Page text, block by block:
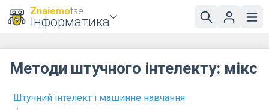
Znaiemotse
Інформатика
Штучний інтелект і машинне навчання
Методи штучного інтелекту: мікс